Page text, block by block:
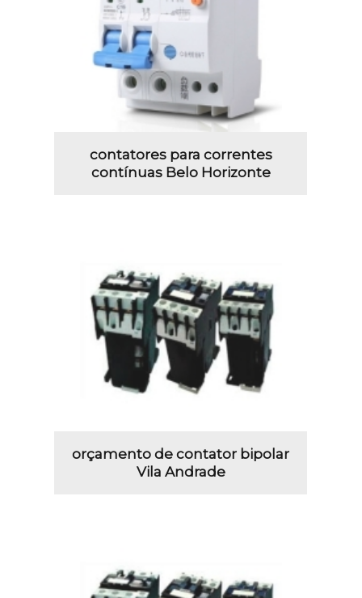
contatores para correntes
contínuas Belo Horizonte
orçamento de contator bipolar
Vila Andrade